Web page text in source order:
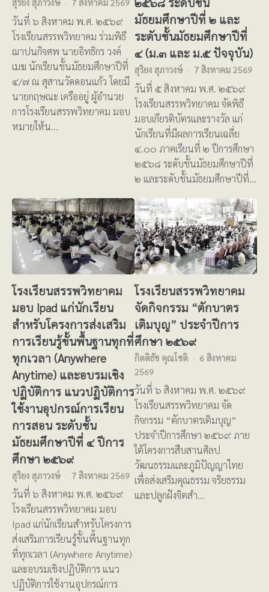
สุริยง สุภาวงษ์ 7 สิงหาคม 2569
วันที่ ๖ สิงหาคม พ.ศ. ๒๕๖๙
โรงเรียนสรรพวิทยาคม ร่วมพิธี
ฌาปนกิจศพ นายอิทธิกร วงค์
เมฆ นักเรียนชั้นมัธยมศึกษาปีที่
๔/๗ ณ สุสานวัดดอนแก้ว โดยมี
นายกฤษณะ เครืออยู่ ผู้อำนวย
การโรงเรียนสรรพวิทยาคม มอบ
หมายให้น…
มัธยมศึกษาปีที่ ๒ และ
ระดับชั้นมัธยมศึกษาปีที่
๔ (ม.๓ และ ม.๕ ปัจจุบัน)
สุริยง สุภาวงษ์ 7 สิงหาคม 2569
วันที่ ๕ สิงหาคม พ.ศ. ๒๕๖๙
โรงเรียนสรรพวิทยาคม จัดพิธี
มอบเกียรติบัตรและรางวัล แก่
นักเรียนที่มีผลการเรียนเฉลี่ย
๔.๐๐ ภาคเรียนที่ ๒ ปีการศึกษา
๒๕๖๘ ระดับชั้นมัธยมศึกษาปีที่
๒ และระดับชั้นมัธยมศึกษาปีที่…
โรงเรียนสรรพวิทยาคม
มอบ Ipad แก่นักเรียน
สำหรับโครงการส่งเสริม
การเรียนรู้ขั้นพื้นฐานทุกที่
ทุกเวลา (Anywhere
Anytime) และอบรมเชิง
ปฏิบัติการ แนวปฏิบัติการ
ใช้งานอุปกรณ์การเรียน
การสอน ระดับชั้น
มัธยมศึกษาปีที่ ๔ ปีการ
ศึกษา ๒๕๖๙
สุริยง สุภาวงษ์ 7 สิงหาคม 2569
วันที่ ๖ สิงหาคม พ.ศ. ๒๕๖๙
โรงเรียนสรรพวิทยาคม มอบ
Ipad แก่นักเรียนสำหรับโครงการ
ส่งเสริมการเรียนรู้ขั้นพื้นฐานทุก
ที่ทุกเวลา (Anywhere Anytime)
และอบรมเชิงปฏิบัติการ แนว
ปฏิบัติการใช้งานอุปกรณ์การ
โรงเรียนสรรพวิทยาคม
จัดกิจกรรม “ตักบาตร
เติมบุญ” ประจำปีการ
ศึกษา ๒๕๖๙
กิตติธัช คุณโชติ
6 สิงหาคม
2569
วันที่ ๖ สิงหาคม พ.ศ. ๒๕๖๙
โรงเรียนสรรพวิทยาคม จัด
กิจกรรม “ตักบาตรเติมบุญ”
ประจำปีการศึกษา ๒๕๖๙ ภาย
ใต้โครงการสืบสานศิลป
วัฒนธรรมและภูมิปัญญาไทย
เพื่อส่งเสริมคุณธรรม จริยธรรม
และปลูกฝังจิตสำ…